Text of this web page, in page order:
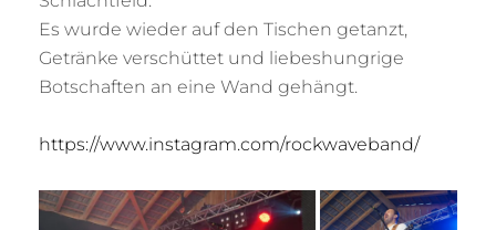
Es wurde wieder auf den Tischen getanzt,
Getränke verschüttet und liebeshungrige
Botschaften an eine Wand gehängt.
https://www.instagram.com/rockwaveband/